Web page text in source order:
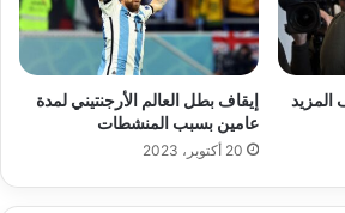
المزيد
إيقاف بطل العالم الأرجنتيني لمدة
عامين بسبب المنشطات
20 أكتوبر، 2023